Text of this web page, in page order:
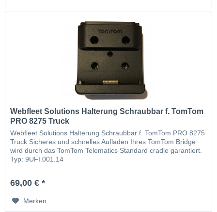
Webfleet Solutions Halterung Schraubbar f. TomTom
PRO 8275 Truck
Webfleet Solutions Halterung Schraubbar f. TomTom PRO 8275
Truck Sicheres und schnelles Aufladen Ihres TomTom Bridge
wird durch das TomTom Telematics Standard cradle garantiert.
Typ: 9UFI.001.14
69,00 € *
Merken